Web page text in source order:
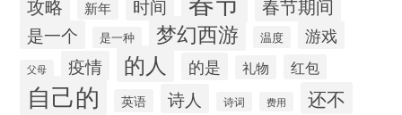
攻略 新年 时间 春节期间
是一个 是一种 梦幻西游 温度 游戏
父母 疫情 的人 的是 礼物 红包
自己的 英语 诗人 诗词 费用 还不